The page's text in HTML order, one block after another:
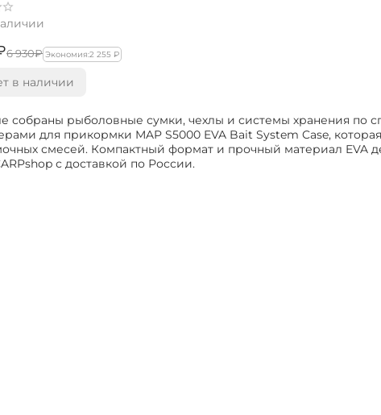
собраны рыболовные сумки, чехлы и системы хранения по
для прикормки MAP S5000 EVA Bait System Case,
смесей. Компактный формат и прочный материал EVA
с доставкой по России.
‍6 930‍₽ Экономия:2 255 ₽
в наличии